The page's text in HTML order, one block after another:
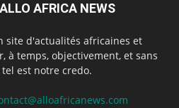
AFRICA NEWS
site d'actualités africaines et
à temps, objectivement, et sans
est notre credo.